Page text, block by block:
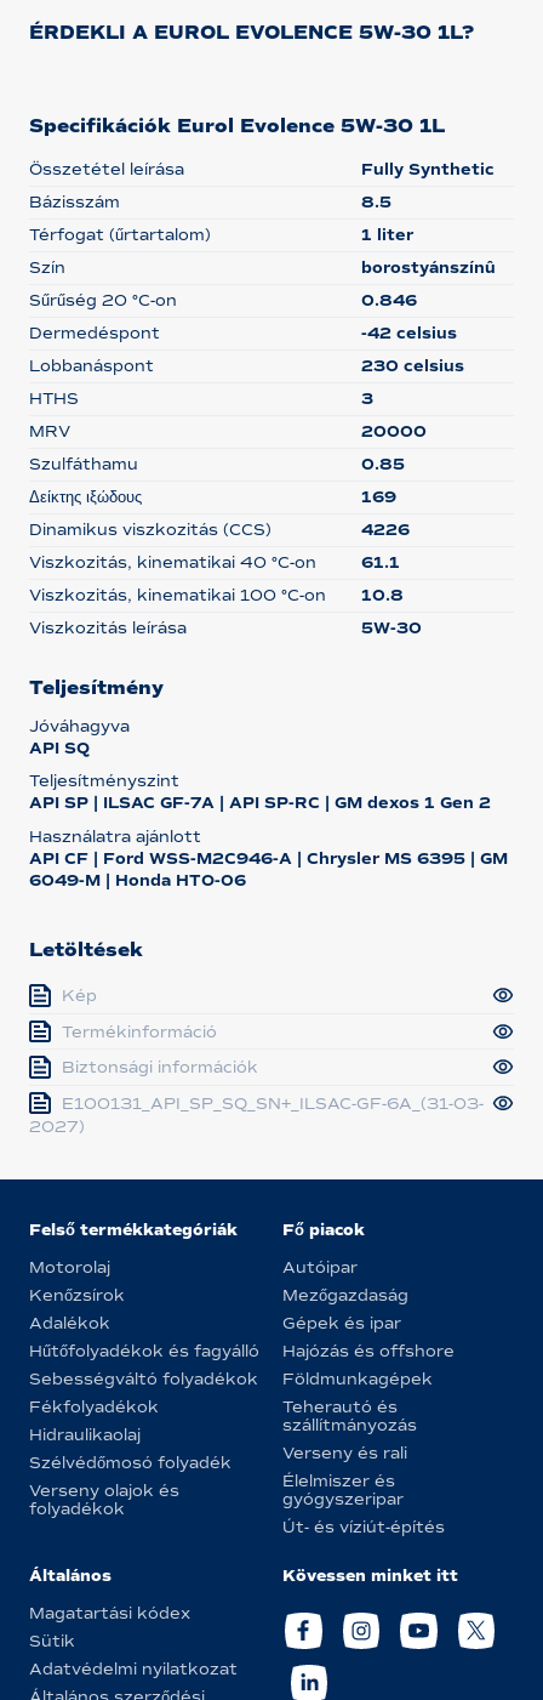
ÉRDEKLI A EUROL EVOLENCE 5W-30 1L?
Specifikációk Eurol Evolence 5W-30 1L
Összetétel leírása
Fully Synthetic
Bázisszám
8.5
Térfogat (űrtartalom)
1 liter
Szín
borostyánszínû
Sűrűség 20 °C-on
0.846
Dermedéspont
-42 celsius
Lobbanáspont
230 celsius
HTHS
3
MRV
20000
Szulfáthamu
0.85
Δείκτης ιξώδους
169
Dinamikus viszkozitás (CCS)
4226
Viszkozitás, kinematikai 40 °C-on
61.1
Viszkozitás, kinematikai 100 °C-on
10.8
Viszkozitás leírása
5W-30
Teljesítmény
Jóváhagyva
API SQ
Teljesítményszint
API SP | ILSAC GF-7A | API SP-RC | GM dexos 1 Gen 2
Használatra ajánlott
API CF | Ford WSS-M2C946-A | Chrysler MS 6395 | GM
6049-M | Honda HTO-06
Letöltések
Kép
Termékinformáció
Biztonsági információk
E100131_API_SP_SQ_SN+_ILSAC-GF-6A_(31-03-
2027)
Felső termékkategóriák
Motorolaj
Kenőzsírok
Adalékok
Hűtőfolyadékok és fagyálló
Sebességváltó folyadékok
Fékfolyadékok
Hidraulikaolaj
Szélvédőmosó folyadék
Verseny olajok és
folyadékok
Fő piacok
Autóipar
Mezőgazdaság
Gépek és ipar
Hajózás és offshore
Földmunkagépek
Teherautó és
szállítmányozás
Verseny és rali
Élelmiszer és
gyógyszeripar
Út- és víziút-építés
Általános
Magatartási kódex
Sütik
Adatvédelmi nyilatkozat
Kövessen minket itt